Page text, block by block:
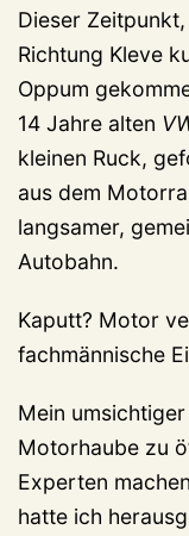
Dieser
Richtung Kleve
Oppum
14 Jahre alten
kleinen Ruck,
aus dem
langsamer,
Autobahn.
Kaputt? Motor
fachmännische
Mein
Motorhaube zu
Experten
hatte ich